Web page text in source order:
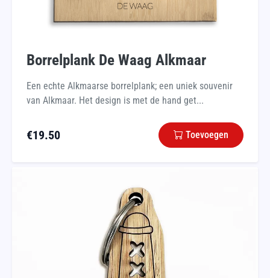
Borrelplank De Waag Alkmaar
Een echte Alkmaarse borrelplank; een uniek souvenir
van Alkmaar. Het design is met de hand get...
€19.50 Toevoegen